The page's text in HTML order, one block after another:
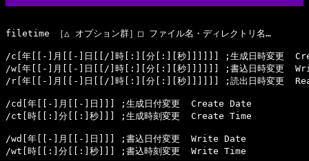
filetime ［△ オプション群］□ ファイル名・ディレクトリ名…
/c[年[[-]月[[-]日[[/]時[:][分[:][秒]]]]]] ;生成日時変更
/w[年[[-]月[[-]日[[/]時[:][分[:][秒]]]]]] ;書込日時変更
/r[年[[-]月[[-]日[[/]時[:][分[:][秒]]]]]] ;読出日時変更
/cd[年[[-]月[[-]日]]] ;生成日付変更  Create Date
/ct[時[[:]分[[:]秒]]] ;生成時刻変更  Create Time
/wd[年[[-]月[[-]日]]] ;書込日付変更  Write Date
/wt[時[[:]分[[:]秒]]] ;書込時刻変更  Write Time